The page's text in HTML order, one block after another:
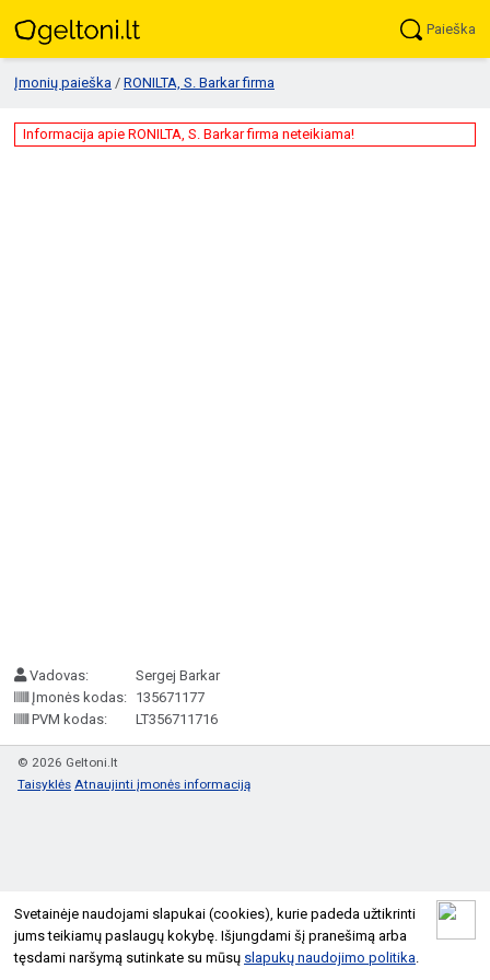
Svetainėje naudojami slapukai (cookies), kurie padeda užtikrinti
jums teikiamų paslaugų kokybę. Išjungdami šį pranešimą arba
tęsdami naršymą sutinkate su mūsų slapukų naudojimo politika
Paieška
Įmonių paieška / RONILTA, S. Barkar firma
Informacija apie RONILTA, S. Barkar firma neteikiama!
Vadovas:
Sergej Barkar
Įmonės kodas: 135671177
PVM kodas:
LT356711716
© 2026 Geltoni.lt
Taisyklės Atnaujinti įmonės informaciją